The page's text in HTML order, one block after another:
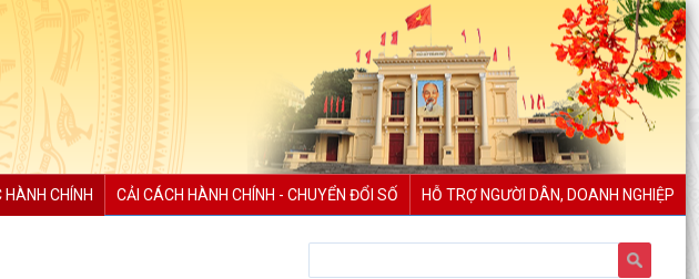
CHÍNH CẢI CÁCH HÀNH CHÍNH - CHUYỂN ĐỔI SỐ HỖ TRỢ NGƯỜI DÂN, DOANH NGHIỆP